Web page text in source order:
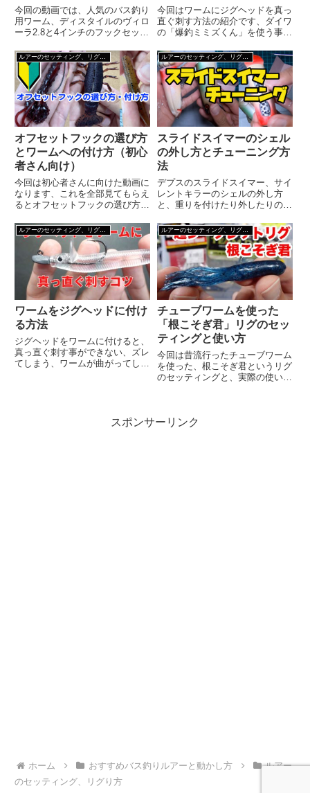
説
今回の動画では、人気のバス釣り
用ワーム、ディスタイルのヴィロ
ーラ2.8と4インチのフックセッテ
す。釣りの結果を左右するこのテ
クニックを、ぜひ覚えてくださ
い。ヴィローラ2.8と4のセッティ
ングこの動画では、ディス...
スアダー6インチ）
今回はワームにジグヘッドを真っ
直ぐ刺す方法の紹介です、ダイワ
の「爆釣ミミズくん」を使う事で
せるようになります。・フックを
抜く位置をチェック・爆釣ミミズ
くんを刺す・先端にフックを乗せ
て、抜きつつジグヘッドを刺し
て...
ルアーのセッティング、リグり方
オフセットフックの選び方
とワームへの付け方（初心
者さん向け）
今回は初心者さんに向けた動画に
なります、これを全部見てもらえ
るとオフセットフックの選び方か
学べて、釣果がUPするようにな
ります。「なんで釣果UP？」っ
て思う人もいるかもしれないんで
すが、フックの影響って結構大
き...
ルアーのセッティング、リグり方
スライドスイマーのシェル
の外し方とチューニング方
法
デプスのスライドスイマー、サイ
レントキラーのシェルの外し方
と、重りを付けたり外したりのチ
画での解説もあります。サイレン
トキラーをスライドスイマー化サ
イレントキラーをスライドスイマ
ー化はちょっと手間がかかります
が...
ワームをジグヘッドに付け
る方法
ジグヘッドをワームに付けると、
真っ直ぐ刺す事ができない、ズレ
てしまう、ワームが曲がってしま
刺す為の大切なポイントです
チューブワームを使った
「根こそぎ君」リグのセッ
ティングと使い方
今回は昔流行ったチューブワーム
を使った、根こそぎ君というリグ
のセッティングと、実際の使い方
スポンサーリンク
ホーム おすすめバス釣りルアーと動かし方
ルアー
のセッティング、リグり方